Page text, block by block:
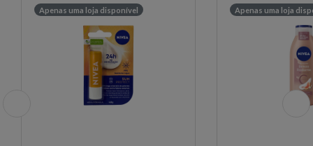
Apenas uma loja disponível Apenas uma loja